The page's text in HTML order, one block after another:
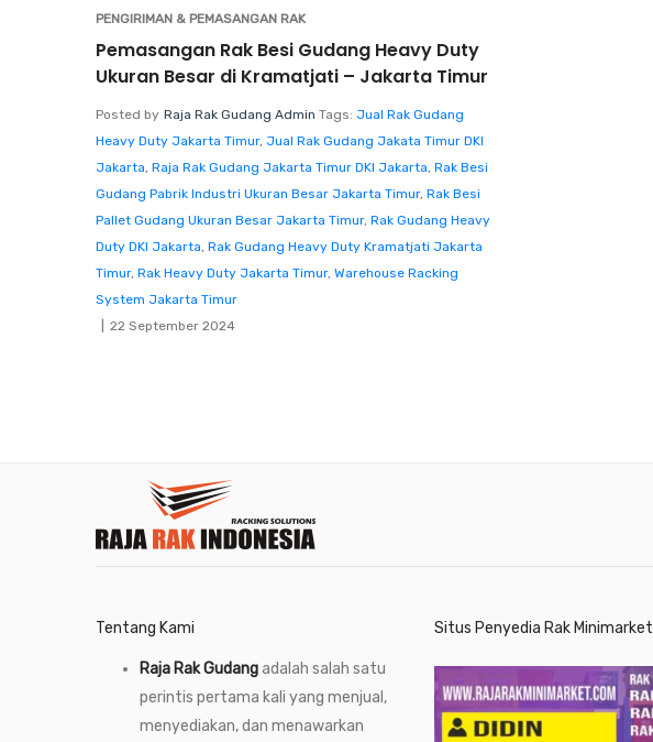
PENGIRIMAN & PEMASANGAN RAK
Pemasangan Rak Besi Gudang Heavy Duty
Ukuran Besar di Kramatjati – Jakarta Timur
Posted by Raja Rak Gudang Admin Tags: Jual Rak Gudang
Heavy Duty Jakarta Timur, Jual Rak Gudang Jakata Timur DKI
Jakarta, Raja Rak Gudang Jakarta Timur DKI Jakarta, Rak Besi
Gudang Pabrik Industri Ukuran Besar Jakarta Timur, Rak Besi
Pallet Gudang Ukuran Besar Jakarta Timur, Rak Gudang Heavy
Duty DKI Jakarta, Rak Gudang Heavy Duty Kramatjati Jakarta
Timur, Rak Heavy Duty Jakarta Timur, Warehouse Racking
System Jakarta Timur
22 September 2024
Tentang Kami
Raja Rak Gudangadalah salah satu
perintis pertama kali yang menjual,
menyediakan, dan menawarkan
Situs Penyedia Rak Minimarket